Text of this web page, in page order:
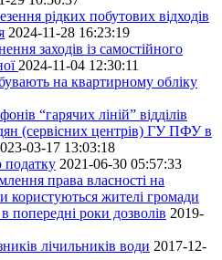
рідких побутових відходів
2024-11-28 16:23:19
заходів із самостійного
2024-11-04 12:30:11
на квартирному обліку
“гарячих ліній” відділів
(сервісних центрів) ГУ ПФУ в
03-17 13:03:18
податку 2021-06-30 05:57:33
права власності на
користуються жителі громади
попередні роки дозволів 2019-
лічильників води 2017-12-